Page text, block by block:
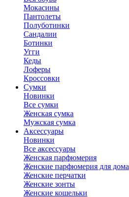
Мокасины
Пантолеты
Полуботинки
Сандалии
Ботинки
Угги
Кеды
Лоферы
Кроссовки
Сумки
Новинки
Все сумки
Женская сумка
Мужская сумка
Аксессуары
Новинки
Все аксессуары
Женская парфюмерия
Женские парфюмерия для дома
Женские перчатки
Женские зонты
Женские кошельки